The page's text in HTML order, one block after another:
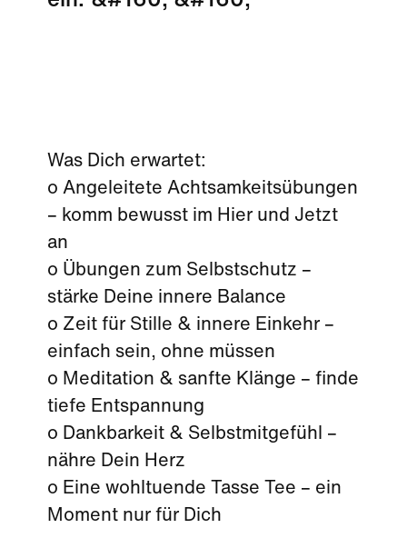
Was Dich erwartet:
o Angeleitete Achtsamkeitsübungen
– komm bewusst im Hier und Jetzt
an
o Übungen zum Selbstschutz –
stärke Deine innere Balance
o Zeit für Stille & innere Einkehr –
einfach sein, ohne müssen
o Meditation & sanfte Klänge – finde
tiefe Entspannung
o Dankbarkeit & Selbstmitgefühl –
nähre Dein Herz
o Eine wohltuende Tasse Tee – ein
Moment nur für Dich